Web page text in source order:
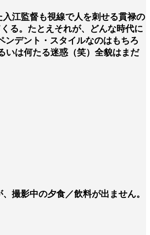
江監督も視線で人を刺せる貫禄の
る。たとえそれが、どんな時代に
ンデント・スタイルなのはもちろ
いは何たる迷惑（笑）全貌はまだ
撮影中の夕食／飲料が出ません。